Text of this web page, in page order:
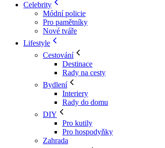
Celebrity
Módní policie
Pro pamětníky
Nové tváře
Lifestyle
Cestování
Destinace
Rady na cesty
Bydlení
Interiery
Rady do domu
DIY
Pro kutily
Pro hospodyňky
Zahrada